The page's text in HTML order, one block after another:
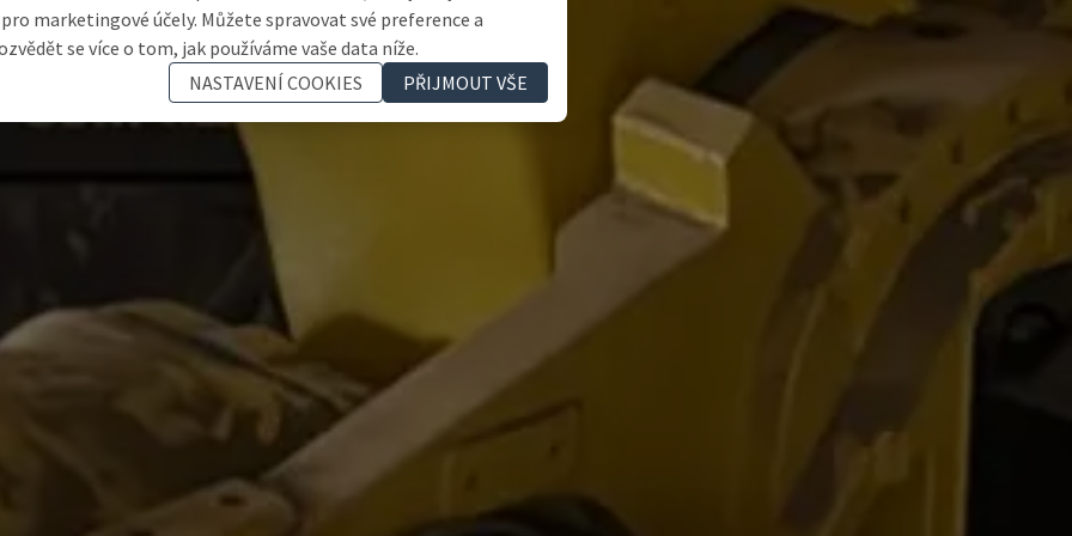
marketingové účely. Můžete spravovat své preference a
se více o tom, jak používáme vaše data níže.
NASTAVENÍ COOKIES
PŘIJMOUT VŠE